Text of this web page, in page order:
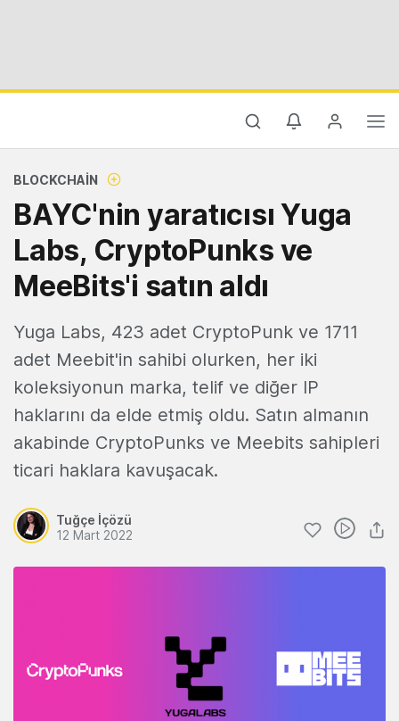
BLOCKCHAIN
BAYC'nin yaratıcısı Yuga
Labs, CryptoPunks ve
MeeBits'i satın aldı
Yuga Labs, 423 adet CryptoPunk ve 1711
adet Meebit'in sahibi olurken, her iki
koleksiyonun marka, telif ve diğer IP
haklarını da elde etmiş oldu. Satın almanın
akabinde CryptoPunks ve Meebits sahipleri
ticari haklara kavuşacak.
Tuğçe İçözü
12 Mart 2022